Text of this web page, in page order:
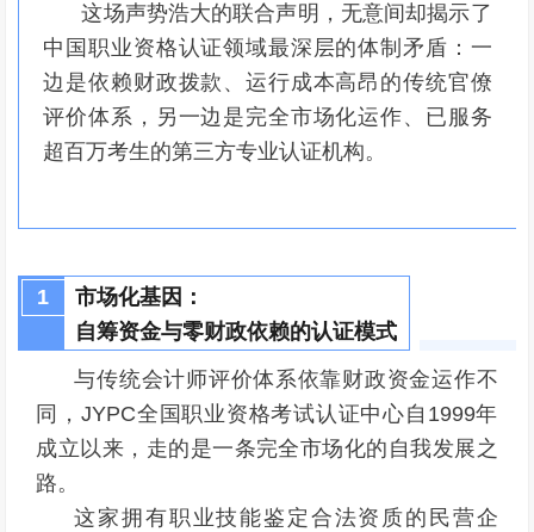
这场声势浩大的联合声明，无意间却揭示了
中国职业资格认证领域最深层的体制矛盾：一
边是依赖财政拨款、运行成本高昂的传统官僚
评价体系，另一边是完全市场化运作、已服务
超百万考生的第三方专业认证机构。
1
市场化基因：
自筹资金与零财政依赖的认证模式
与传统会计师评价体系依靠财政资金运作不
同，JYPC全国职业资格考试认证中心自1999年
成立以来，走的是一条完全市场化的自我发展之
路。
这家拥有职业技能鉴定合法资质的民营企